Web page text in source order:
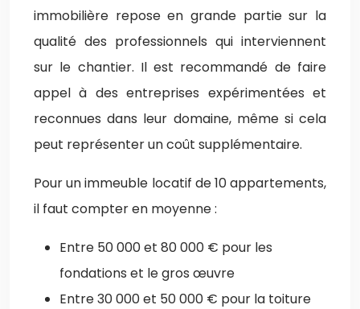
immobilière repose en grande partie sur la
qualité des professionnels qui interviennent
sur le chantier. Il est recommandé de faire
appel à des entreprises expérimentées et
reconnues dans leur domaine, même si cela
peut représenter un coût supplémentaire.
Pour un immeuble locatif de 10 appartements,
il faut compter en moyenne :
Entre 50 000 et 80 000 € pour les
fondations et le gros œuvre
Entre 30 000 et 50 000 € pour la toiture